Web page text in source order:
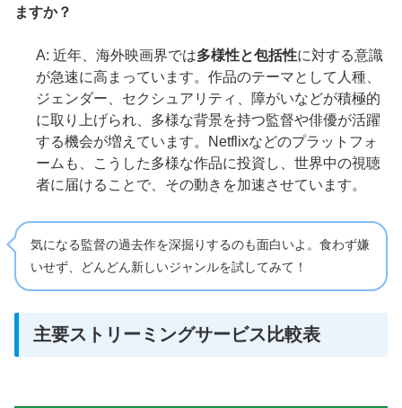
ますか？
A: 近年、海外映画界では多様性と包括性に対する意識
が急速に高まっています。作品のテーマとして人種、
ジェンダー、セクシュアリティ、障がいなどが積極的
に取り上げられ、多様な背景を持つ監督や俳優が活躍
する機会が増えています。Netflixなどのプラットフォ
ームも、こうした多様な作品に投資し、世界中の視聴
者に届けることで、その動きを加速させています。
気になる監督の過去作を深掘りするのも面白いよ。食わず嫌
いせず、どんどん新しいジャンルを試してみて！
主要ストリーミングサービス比較表